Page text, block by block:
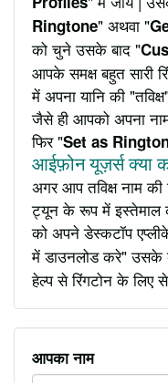
Ringtone" अथवा "
को चुने उसके बाद "
आपके समक्ष बहुत सारी
में अपना यानि की
जैसे ही आपको अपना
फिर "Set as
आईफ़ोन यूज़र्स क्या
अगर आप तविक्ष नाम
ट्यून के रूप में इस्तेमाल
को अपने डेस्कटॉप
में डाउनलोड करे"
हेल्प से रिंगटोन के
आपका नाम